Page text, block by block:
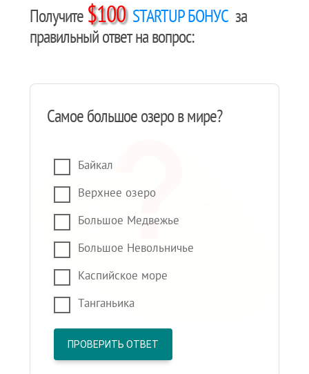
Получите $100 STARTUP БОНУС за
правильный ответ на вопрос:
Самое большое озеро в мире?
Байкал
Верхнее озеро
Большое Медвежье
Большое Невольничье
Каспийское море
Танганьика
ПРОВЕРИТЬ ОТВЕТ